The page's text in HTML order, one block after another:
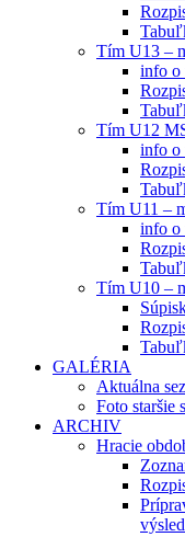
Tím U13 –
info o
Tím U12
info o
Tím U11 –
info o
Tím U10 –
GALÉRIA
Aktuálna
Foto staršie
ARCHIV
Hracie